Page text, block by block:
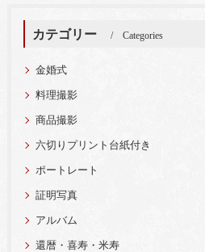
カテゴリー Categories
金婚式
料理撮影
商品撮影
六切りプリント台紙付き
ポートレート
証明写真
アルバム
還暦・喜寿・米寿